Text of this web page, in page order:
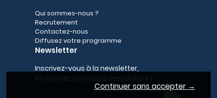
Qui sommes-nous ?
Recrutement
Contactez-nous
Diffusez votre programme
Newsletter
Inscrivez-vous à la newsletter,
Continuer sans accepter →